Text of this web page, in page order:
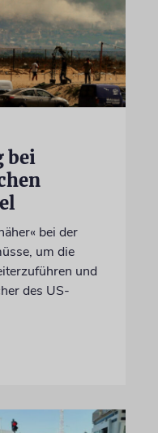
bei
bei der
um die
und
des US-